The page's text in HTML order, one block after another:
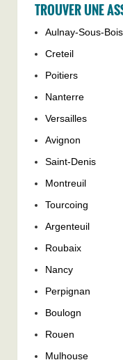
TROUVER UNE
Aulnay-Sous-Bois
Creteil
Poitiers
Nanterre
Versailles
Avignon
Saint-Denis
Montreuil
Tourcoing
Argenteuil
Roubaix
Nancy
Perpignan
Boulogn
Rouen
Mulhouse